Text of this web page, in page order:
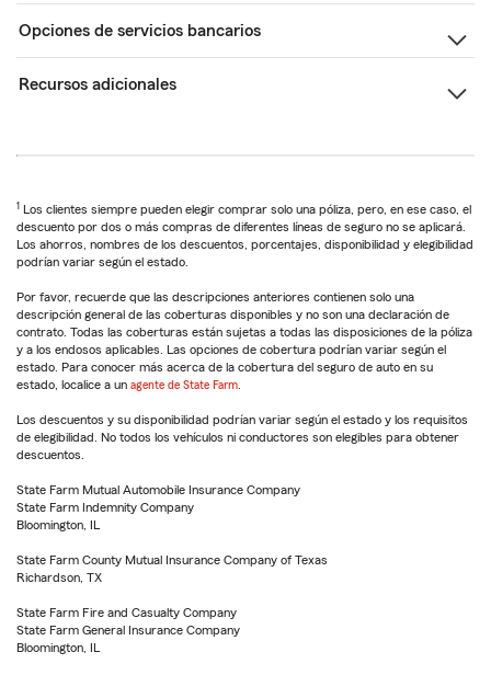
Opciones de servicios bancarios
Recursos adicionales
1 Los clientes siempre pueden elegir comprar solo una póliza, pero, en ese caso, el
descuento por dos o más compras de diferentes líneas de seguro no se aplicará.
Los ahorros, nombres de los descuentos, porcentajes, disponibilidad y elegibilidad
podrían variar según el estado.
Por favor, recuerde que las descripciones anteriores contienen solo una
descripción general de las coberturas disponibles y no son una declaración de
contrato. Todas las coberturas están sujetas a todas las disposiciones de la póliza
y a los endosos aplicables. Las opciones de cobertura podrían variar según el
estado. Para conocer más acerca de la cobertura del seguro de auto en su
estado, localice a un agente de State Farm
Los descuentos y su disponibilidad podrían variar según el estado y los requisitos
de elegibilidad. No todos los vehículos ni conductores son elegibles para obtener
descuentos.
State Farm Mutual Automobile Insurance Company
State Farm Indemnity Company
Bloomington, IL
State Farm County Mutual Insurance Company of Texas
Richardson, TX
State Farm Fire and Casualty Company
State Farm General Insurance Company
Bloomington, IL